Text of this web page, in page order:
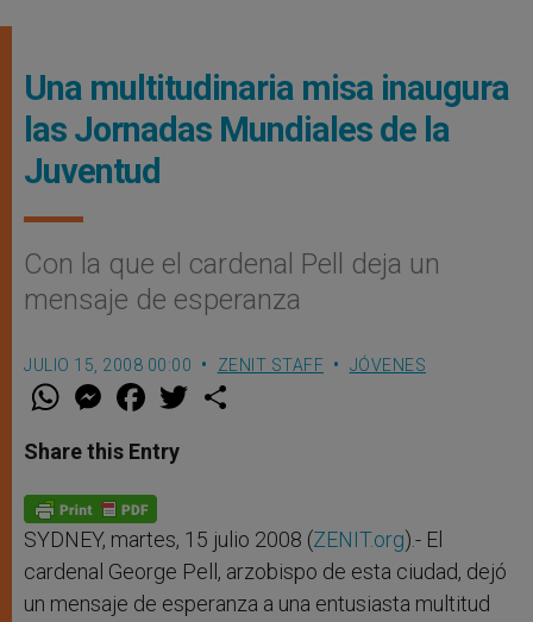
Una multitudinaria misa inaugura
las Jornadas Mundiales de la
Juventud
Con la que el cardenal Pell deja un
mensaje de esperanza
JULIO 15, 2008 00:00 ZENIT STAFF JÓVENES
W
t
s
p
p
M
e
s
e
g
e
r
F
a
e
b
o
k
w
Share this Entry
SYDNEY, martes, 15 julio 2008 (ZENIT.org).- El
cardenal George Pell, arzobispo de esta ciudad, dejó
un mensaje de esperanza a una entusiasta multitud